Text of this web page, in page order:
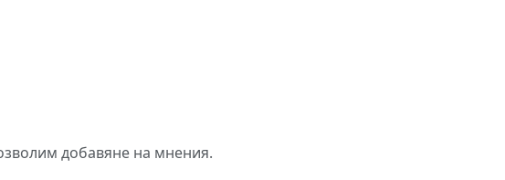
добавяне на мнения.